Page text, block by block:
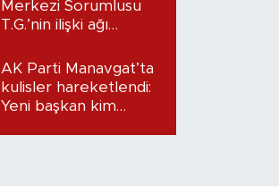
Merkezi Sorumlusu
T.G.’nin ilişki ağı
Dudak uçuklatan
iddialar!
AK Parti Manavgat’ta
kulisler hareketlendi:
Yeni başkan kim